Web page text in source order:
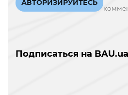
АВТОРИЗИРУЙТЕСЬ
Подписаться на BAU.ua